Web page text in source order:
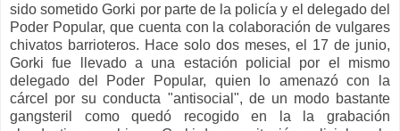
sido sometido Gorki por parte de la policía y el delegado del
Poder Popular, que cuenta con la colaboración de vulgares
chivatos barrioteros. Hace solo dos meses, el 17 de junio,
Gorki fue llevado a una estación policial por el mismo
delegado del Poder Popular, quien lo amenazó con la
cárcel por su conducta "antisocial", de un modo bastante
gangsteril como quedó recogido en la la grabación